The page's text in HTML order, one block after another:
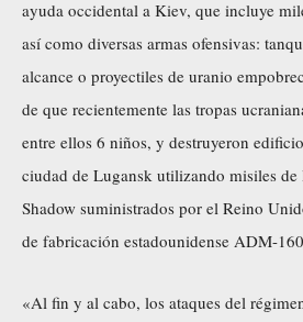
ayuda occidental a Kiev, que incluye
así como diversas armas ofensivas:
alcance o proyectiles de uranio
de que recientemente las tropas
entre ellos 6 niños, y destruyeron
ciudad de Lugansk utilizando misiles de
Shadow suministrados por el Reino
de fabricación estadounidense ADM-
«Al fin y al cabo, los ataques del